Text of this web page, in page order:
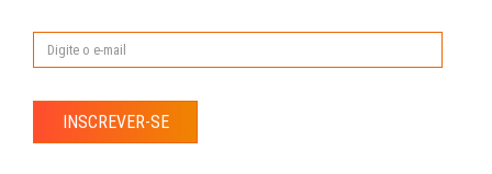
INSCREVER-SE